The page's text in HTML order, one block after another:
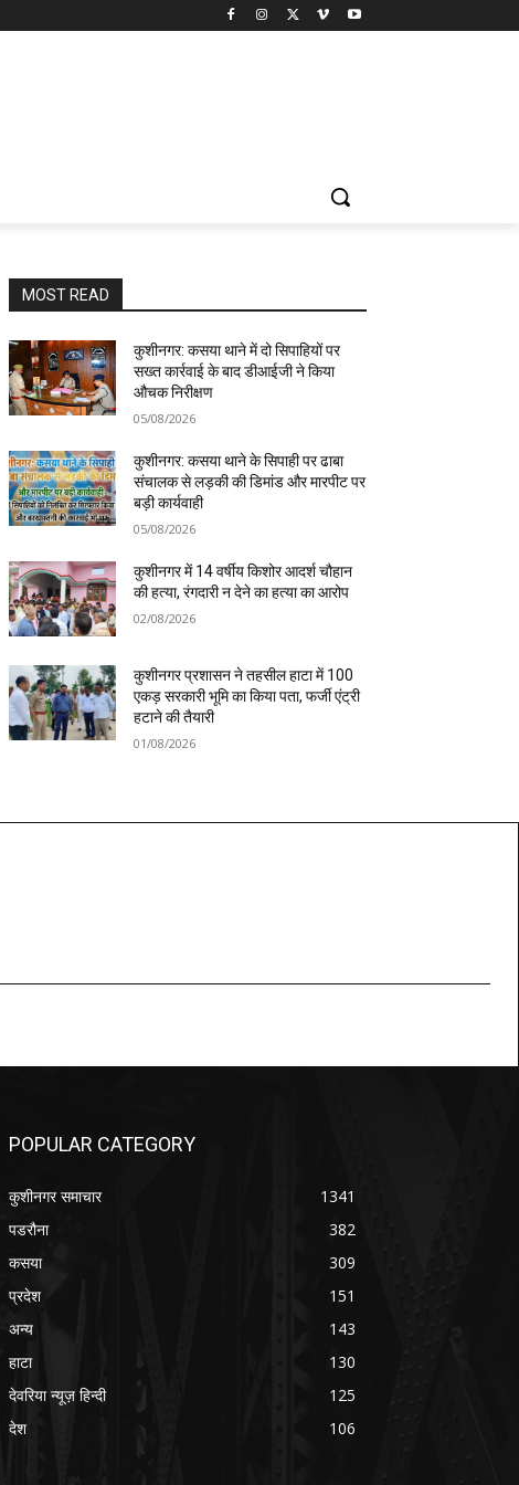
MOST READ
कुशीनगर: कसया थाने में दो सिपाहियों पर
सख्त कार्रवाई के बाद डीआईजी ने किया
औचक निरीक्षण
05/08/2026
कुशीनगर: कसया थाने के सिपाही पर ढाबा
संचालक से लड़की की डिमांड और मारपीट पर
बड़ी कार्यवाही
05/08/2026
कुशीनगर में 14 वर्षीय किशोर आदर्श चौहान
की हत्या, रंगदारी न देने का हत्या का आरोप
02/08/2026
कुशीनगर प्रशासन ने तहसील हाटा में 100
एकड़ सरकारी भूमि का किया पता, फर्जी एंट्री
हटाने की तैयारी
01/08/2026
POPULAR CATEGORY
कुशीनगर समाचार
1341
पडरौना
382
कसया
309
प्रदेश
151
अन्य
143
हाटा
130
देवरिया न्यूज़ हिन्दी
125
देश
106